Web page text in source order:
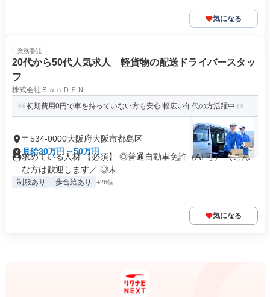
気になる
業務委託
20代から50代人気求人 軽貨物の配送ドライバースタッ
フ
株式会社ＳａｎＤＥＮ
初期費用0円で車を持っていない方も安心!幅広い年代の方活躍中
〒534-0000大阪府大阪市都島区
月給30万円～50万円
求めている人材 【必須】 ◎普通自動車免許（AT可） ＼こん
な方は歓迎します／ ◎未...
制服あり 歩合給あり +26個
気になる